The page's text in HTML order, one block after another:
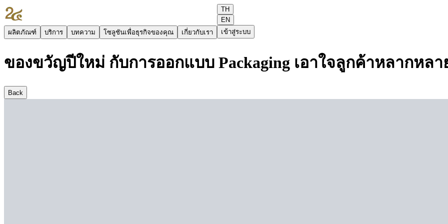
ผลิตภัณฑ์ บริการ บทความ โซลูชันเพื่อธุรกิจของคุณ เกี่ยวกับเรา
TH
EN
เข้าสู่ระบบ
ของขวัญปีใหม่ กับการออกแบบ Packaging เอาใจลูกค้าหลากหล
Back